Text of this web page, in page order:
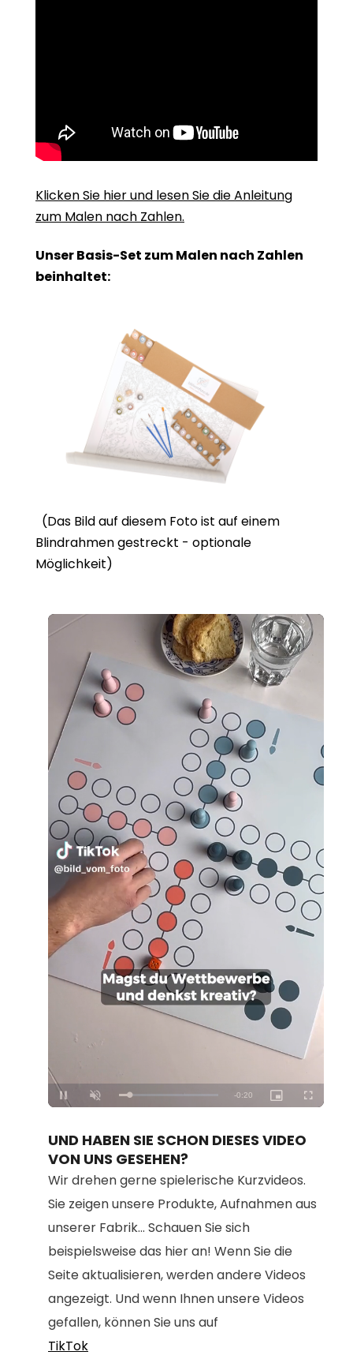
Klicken Sie hier und lesen Sie die Anleitung
zum Malen nach Zahlen.
Unser Basis-Set zum Malen nach Zahlen
beinhaltet:
(Das Bild auf diesem Foto ist auf einem
Blindrahmen gestreckt - optionale
Möglichkeit)
Unmute Loaded:
100.00%
UND HABEN SIE SCHON DIESES VIDEO
VON UNS GESEHEN?
Wir drehen gerne spielerische Kurzvideos.
Sie zeigen unsere Produkte, Aufnahmen aus
unserer Fabrik... Schauen Sie sich
beispielsweise das hier an! Wenn Sie die
Seite aktualisieren, werden andere Videos
angezeigt. Und wenn Ihnen unsere Videos
gefallen, können Sie uns auf
TikTok